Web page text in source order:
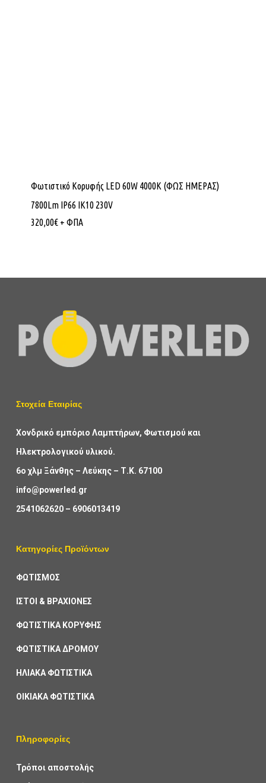
Φωτιστικό Κορυφής LED 60W 4000K (ΦΩΣ ΗΜΕΡΑΣ)
7800Lm IP66 ΙΚ10 230V
320,00€ + ΦΠΑ
Στοχεία Εταιρίας
Χονδρικό εμπόριο Λαμπτήρων, Φωτισμού και
Ηλεκτρολογικού υλικού.
6ο χλμ Ξάνθης – Λεύκης – Τ.Κ. 67100
info@powerled.gr
2541062620– 6906013419
Κατηγορίες Προϊόντων
ΦΩΤΙΣΜΟΣ
ΙΣΤΟΙ & ΒΡΑΧΙΟΝΕΣ
ΦΩΤΙΣΤΙΚΑ ΚΟΡΥΦΗΣ
ΦΩΤΙΣΤΙΚΑ ΔΡΟΜΟΥ
ΗΛΙΑΚΑ ΦΩΤΙΣΤΙΚΑ
ΟΙΚΙΑΚΑ ΦΩΤΙΣΤΙΚΑ
Πληροφορίες
Τρόποι αποστολής